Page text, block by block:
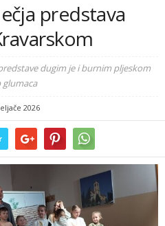
predstava
dugim je i burnim pljeskom
2026